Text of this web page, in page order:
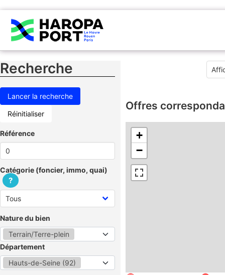
Recherche
Réinitialiser
Référence
Catégorie (foncier, immo, quai)
?
Nature du bien
Terrain/Terre-plein
Département
Hauts-de-Seine (92)
Offres
+
−